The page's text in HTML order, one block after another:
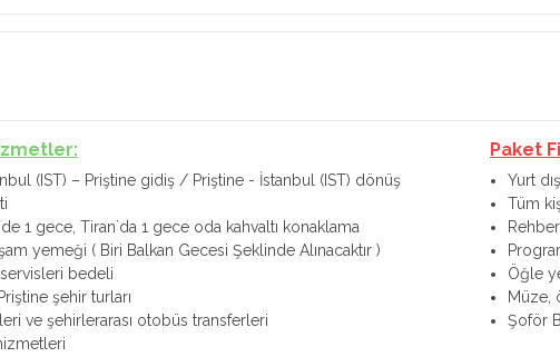
(IST) – Priştine gidiş / Priştine - İstanbul (IST) dönüş
1 gece, Tiran`da 1 gece oda kahvaltı konaklama
yemeği ( Biri Balkan Gecesi Şeklinde Alınacaktır )
bedeli
şehir turları
ve şehirlerarası otobüs transferleri
Paket
Yurt
Tüm
Öğle
Müze,
Şoför